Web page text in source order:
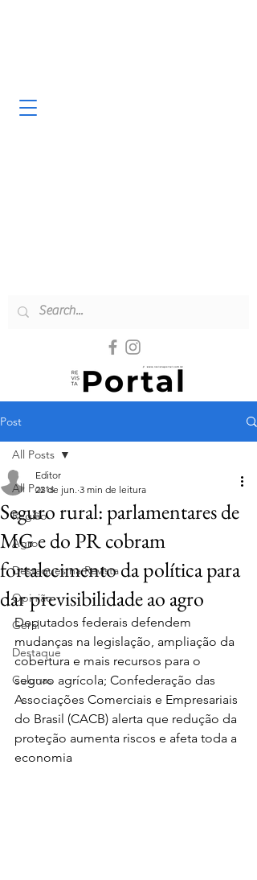
Post
All Posts
Região
Agro
Destaques na Revista
Opinião
Geral
Destaque
Colunas
All Posts
Seguro rural: parlamentares de
MG e do PR cobram
fortalecimento da política para
dar previsibilidade ao agro
Editor
22 de jun. 3 min de leitura
Deputados federais defendem
mudanças na legislação, ampliação da
cobertura e mais recursos para o
seguro agrícola; Confederação das
Associações Comerciais e Empresariais
do Brasil (CACB) alerta que redução da
proteção aumenta riscos e afeta toda a
economia